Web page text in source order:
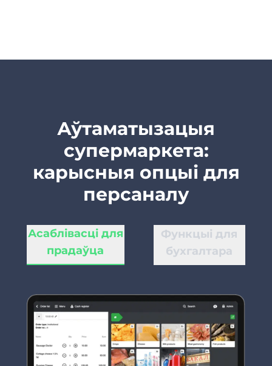
Аўтаматызацыя
супермаркета:
карысныя опцыі для
персаналу
Асаблівасці для
прадаўца
Функцыі для
бухгалтара